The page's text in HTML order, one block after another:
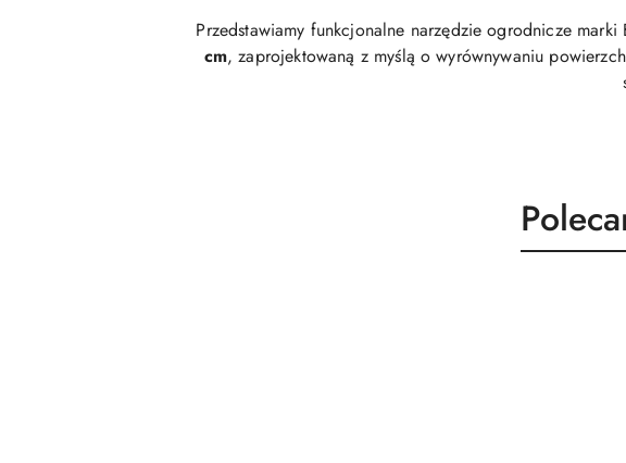
Przedstawiamy funkcjonalne narzędzie ogrodnicze
cm, zaprojektowaną z myślą o wyrównywaniu
o